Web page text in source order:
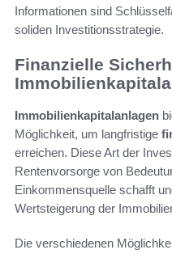
Informationen sind
soliden Investitionsstrategie.
Finanzielle
Immobilienkapitalanlagen
Möglichkeit, um langfristige
erreichen. Diese Art der
Rentenvorsorge von
Einkommensquelle schafft
Wertsteigerung der
Die verschiedenen